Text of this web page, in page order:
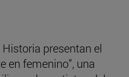
presentan el
en femenino”, una